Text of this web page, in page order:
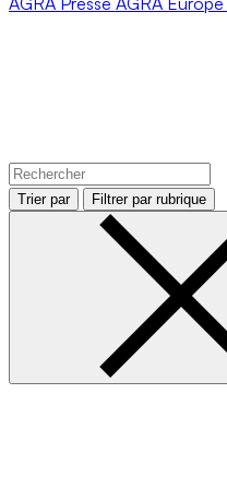
Trier par Filtrer par rubrique